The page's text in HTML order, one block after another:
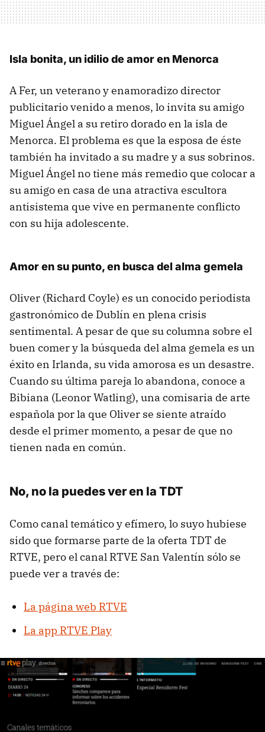
Isla bonita, un idilio de amor en Menorca
A Fer, un veterano y enamoradizo director
publicitario venido a menos, lo invita su amigo
Miguel Ángel a su retiro dorado en la isla de
Menorca. El problema es que la esposa de éste
también ha invitado a su madre y a sus sobrinos.
Miguel Ángel no tiene más remedio que colocar a
su amigo en casa de una atractiva escultora
antisistema que vive en permanente conflicto
con su hija adolescente.
Amor en su punto, en busca del alma gemela
Oliver (Richard Coyle) es un conocido periodista
gastronómico de Dublín en plena crisis
sentimental. A pesar de que su columna sobre el
buen comer y la búsqueda del alma gemela es un
éxito en Irlanda, su vida amorosa es un desastre.
Cuando su última pareja lo abandona, conoce a
Bibiana (Leonor Watling), una comisaria de arte
española por la que Oliver se siente atraído
desde el primer momento, a pesar de que no
tienen nada en común.
No, no la puedes ver en la TDT
Como canal temático y efímero, lo suyo hubiese
sido que formarse parte de la oferta TDT de
RTVE, pero el canal RTVE San Valentín sólo se
puede ver a través de:
La página web RTVE
La app RTVE Play